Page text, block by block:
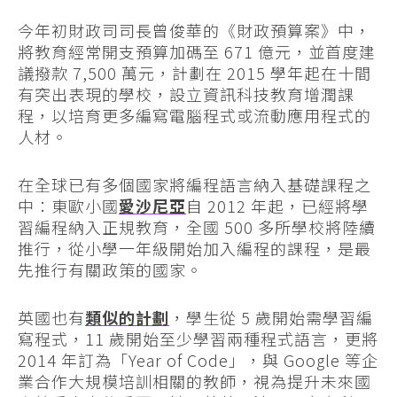
今年初財政司司長曾俊華的《財政預算案》中，
將教育經常開支預算加碼至 671 億元，並首度建
議撥款 7,500 萬元，計劃在 2015 學年起在十間
有突出表現的學校，設立資訊科技教育增潤課
程，以培育更多編寫電腦程式或流動應用程式的
人材。
在全球已有多個國家將編程語言納入基礎課程之
中：東歐小國愛沙尼亞自 2012 年起，已經將學
習編程納入正規教育，全國 500 多所學校將陸續
推行，從小學一年級開始加入編程的課程，是最
先推行有關政策的國家。
英國也有類似的計劃 ，學生從 5 歲開始需學習編
寫程式，11 歲開始至少學習兩種程式語言，更將
2014 年訂為「Year of Code」，與 Google 等企
業合作大規模培訓相關的教師，視為提升未來國